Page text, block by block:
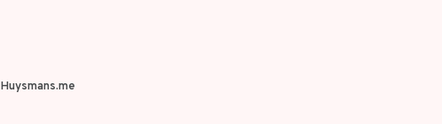
Huysmans.me